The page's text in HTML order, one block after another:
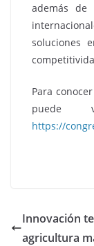
además de
soluciones
Para
puede
https://
Innovación
agricultura